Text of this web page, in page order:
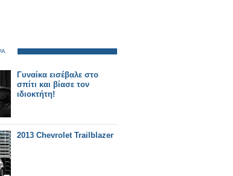
Γυναίκα εισέβαλε στο
σπίτι και βίασε τον
ιδιοκτήτη!
2013 Chevrolet Trailblazer